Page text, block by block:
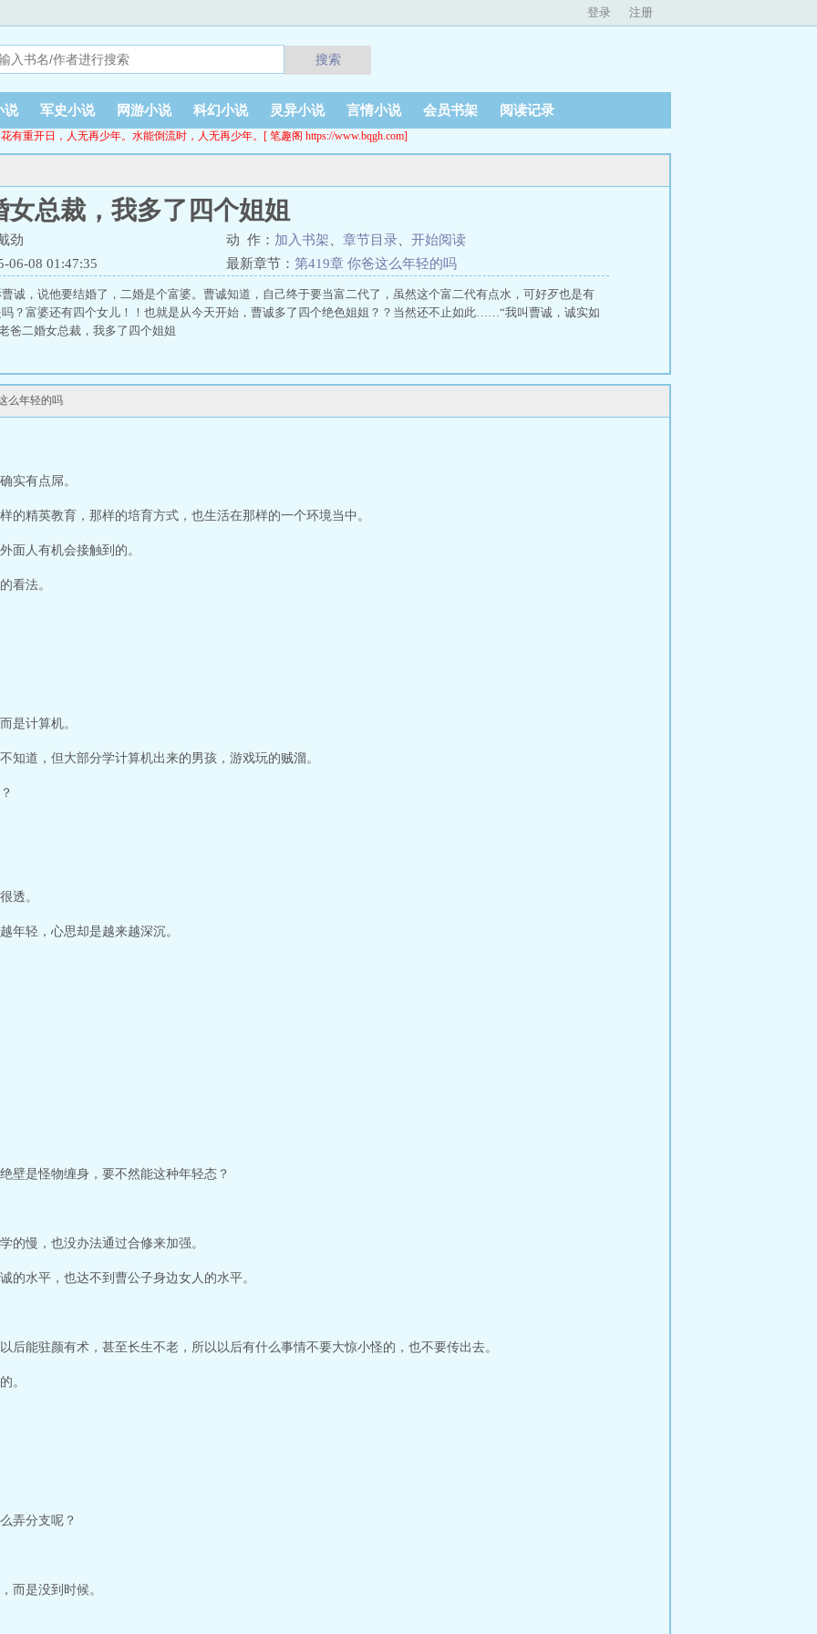
登录 注册
搜索
说 军史小说 网游小说 科幻小说 灵异小说 言情小说 会员书架 阅读记录
花有重开日，人无再少年。水能倒流时，人无再少年。[ 笔趣阁 https://www.bqgh.com]
女总裁，我多了四个姐姐
劲 动 作： 加入书架 章节目录
开始阅读
06-08 01:47:35
最新章节： 第419章 你爸这么年轻的吗
诚，说他要结婚了，二婚是个富婆。曹诚知道，自己终于要当富二代了，虽然这个富二代有点水，可好歹也是有
？富婆还有四个女儿！！也就是从今天开始，曹诚多了四个绝色姐姐？？当然还不止如此……“我叫曹诚，诚实如
爸二婚女总裁，我多了四个姐姐
么年轻的吗
实有点屌。
的精英教育，那样的培育方式，也生活在那样的一个环境当中。
面人有机会接触到的。
看法。
是计算机。
知道，但大部分学计算机出来的男孩，游戏玩的贼溜。
透。
年轻，心思却是越来越深沉。
壁是怪物缠身，要不然能这种年轻态？
的慢，也没办法通过合修来加强。
的水平，也达不到曹公子身边女人的水平。
后能驻颜有术，甚至长生不老，所以以后有什么事情不要大惊小怪的，也不要传出去。
。
弄分支呢？
而是没到时候。